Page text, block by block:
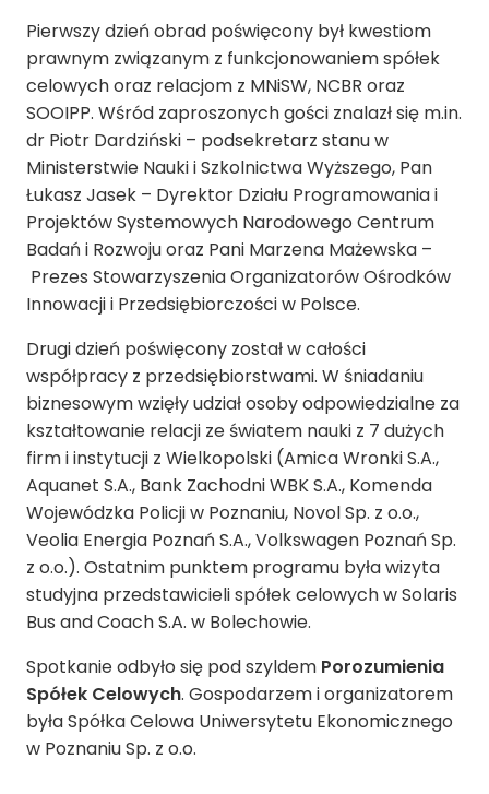
Pierwszy dzień obrad poświęcony był kwestiom
prawnym związanym z funkcjonowaniem spółek
celowych oraz relacjom z MNiSW, NCBR oraz
SOOIPP. Wśród zaproszonych gości znalazł się m.in.
dr Piotr Dardziński – podsekretarz stanu w
Ministerstwie Nauki i Szkolnictwa Wyższego, Pan
Łukasz Jasek – Dyrektor Działu Programowania i
Projektów Systemowych Narodowego Centrum
Badań i Rozwoju oraz Pani Marzena Mażewska –
Prezes Stowarzyszenia Organizatorów Ośrodków
Innowacji i Przedsiębiorczości w Polsce.
Drugi dzień poświęcony został w całości
współpracy z przedsiębiorstwami. W śniadaniu
biznesowym wzięły udział osoby odpowiedzialne za
kształtowanie relacji ze światem nauki z 7 dużych
firm i instytucji z Wielkopolski (Amica Wronki S.A.,
Aquanet S.A., Bank Zachodni WBK S.A., Komenda
Wojewódzka Policji w Poznaniu, Novol Sp. z o.o.,
Veolia Energia Poznań S.A., Volkswagen Poznań Sp.
z o.o.). Ostatnim punktem programu była wizyta
studyjna przedstawicieli spółek celowych w Solaris
Bus and Coach S.A. w Bolechowie.
Spotkanie odbyło się pod szyldem Porozumienia
Spółek Celowych. Gospodarzem i organizatorem
była Spółka Celowa Uniwersytetu Ekonomicznego
w Poznaniu Sp. z o.o.